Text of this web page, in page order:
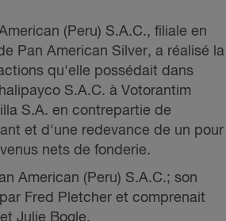
(Peru) S.A.C., filiale en
Pan American Silver, a réalisé la
qu'elle possédait dans
S.A.C. à Votorantim
S.A. en contrepartie de
et d'une redevance de un pour
nets de fonderie.
American (Peru) S.A.C.; son
Fred Pletcher et comprenait
et Julie Bogle.